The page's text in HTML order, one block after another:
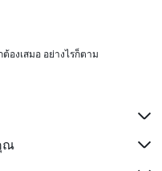
องเสมอ อย่างไรก็ตาม
ณ